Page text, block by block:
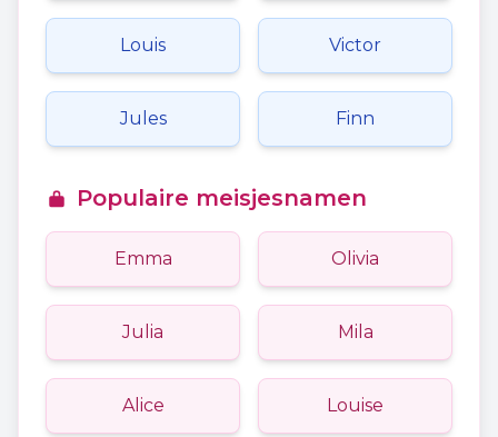
Louis Victor
Jules Finn
Populaire meisjesnamen
Emma Olivia
Julia Mila
Alice Louise